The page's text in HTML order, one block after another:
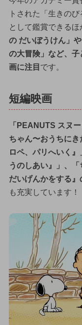
トされた「生きの
として鑑賞できるほ
の だいぼうけん」
の大冒険」など、
画に注目 です。
短編映画
「PEANUTS スヌ
ちゃん〜おうちに
ロペ、パリへいく
うのしあい』」、
だいげんかをする』
も充実しています！